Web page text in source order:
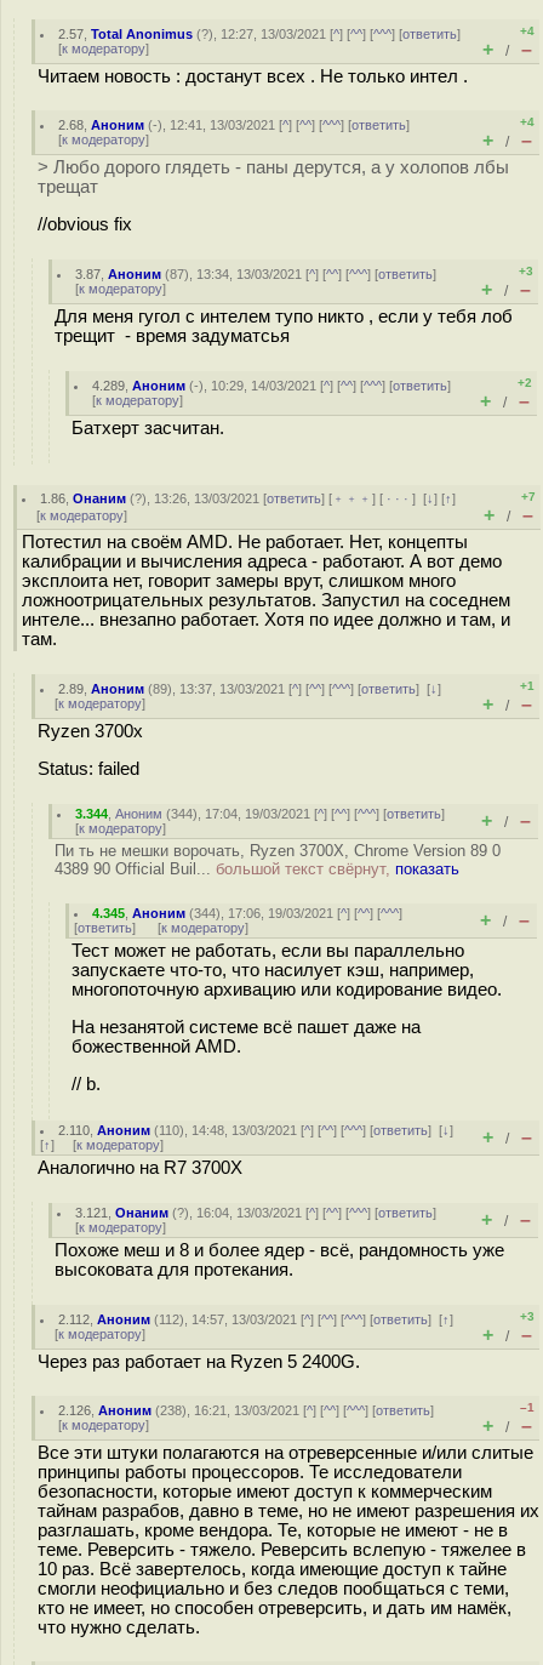
2.57 ,Total Anonimus (?), 12:27, 13/03/2021 [^] [^^] [^^^] [ответить]
[к модератору]
+4
+ / –
Читаем новость : достанут всех . Не только интел .
2.68 ,Аноним (-), 12:41, 13/03/2021 [^] [^^] [^^^] [ответить]
[к модератору]
+4
+ / –
> Любо дорого глядеть - паны дерутся, а у холопов лбы
трещат
//obvious fix
3.87 ,Аноним (87), 13:34, 13/03/2021 [^] [^^] [^^^] [ответить]
[к модератору]
+3
+ / –
Для меня гугол с интелем тупо никто , если у тебя лоб
трещит - время задуматсья
4.289 ,Аноним (-), 10:29, 14/03/2021 [^] [^^] [^^^] [ответить]
[к модератору]
+2
+ / –
Батхерт засчитан.
1.86 ,Онаним (?), 13:26, 13/03/2021 [ответить] [ ﹢﹢﹢] [ · · ·][↓] [↑]
[к модератору]
+7
+ / –
Потестил на своём AMD. Не работает. Нет, концепты
калибрации и вычисления адреса - работают. А вот демо
эксплоита нет, говорит замеры врут, слишком много
ложноотрицательных результатов. Запустил на соседнем
интеле... внезапно работает. Хотя по идее должно и там, и
там.
2.89 ,Аноним (89), 13:37, 13/03/2021 [^] [^^] [^^^] [ответить][↓]
[к модератору]
+1
+ / –
Ryzen 3700x
Status: failed
3.344 ,Аноним (344), 17:04, 19/03/2021 [^] [^^] [^^^] [ответить]
[к модератору] + / –
Пи ть не мешки ворочать, Ryzen 3700X, Chrome Version 89 0
4389 90 Official Buil... большой текст свёрнут, показать
4.345 ,Аноним (344), 17:06, 19/03/2021 [^] [^^] [^^^]
[ответить] [к модератору] + / –
Тест может не работать, если вы параллельно
запускаете что-то, что насилует кэш, например,
многопоточную архивацию или кодирование видео.
На незанятой системе всё пашет даже на
божественной AMD.
// b.
2.110 ,Аноним (110), 14:48, 13/03/2021 [^] [^^] [^^^] [ответить][↓]
[↑] [к модератору] + / –
Аналогично на R7 3700X
3.121 ,Онаним (?), 16:04, 13/03/2021 [^] [^^] [^^^] [ответить]
[к модератору] + / –
Похоже меш и 8 и более ядер - всё, рандомность уже
высоковата для протекания.
2.112 ,Аноним (112), 14:57, 13/03/2021 [^] [^^] [^^^] [ответить][↑]
[к модератору]
+3
+ / –
Через раз работает на Ryzen 5 2400G.
2.126 ,Аноним (238), 16:21, 13/03/2021 [^] [^^] [^^^] [ответить]
[к модератору]
–1
+ / –
Все эти штуки полагаются на отреверсенные и/или слитые
принципы работы процессоров. Те исследователи
безопасности, которые имеют доступ к коммерческим
тайнам разрабов, давно в теме, но не имеют разрешения их
разглашать, кроме вендора. Те, которые не имеют - не в
теме. Реверсить - тяжело. Реверсить вслепую - тяжелее в
10 раз. Всё завертелось, когда имеющие доступ к тайне
смогли неофициально и без следов пообщаться с теми,
кто не имеет, но способен отреверсить, и дать им намёк,
что нужно сделать.